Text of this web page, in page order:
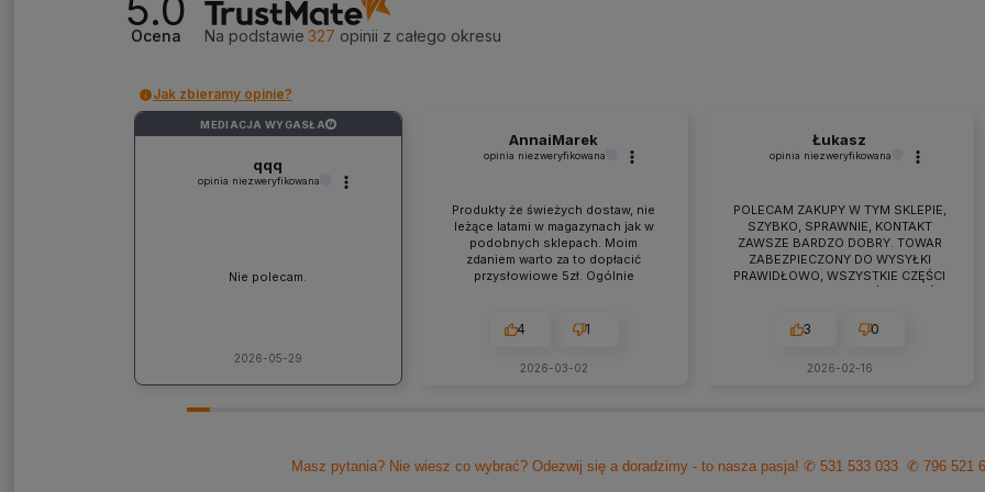
Ocena Na podstawie 327 opinii z całego okresu
Jak zbieramy opinie?
MEDIACJA WYGASŁA ?
qqq
opinia niezweryfikowana
Nie polecam.
2026-05-29
AnnaiMarek
opinia niezweryfikowana
Produkty że świeżych dostaw, nie
leżące latami w magazynach jak w
podobnych sklepach. Moim
zdaniem warto za to dopłacić
przysłowiowe 5zł. Ogólnie
jakieś problemy zawsze można
liczyć na szybką pomoc czy
Polecam z czystym sumieniem!
4 1
2026-03-02
Łukasz
opinia niezweryfikowana
POLECAM ZAKUPY W TYM SKLEPIE,
SZYBKO, SPRAWNIE, KONTAKT
ZAWSZE BARDZO DOBRY. TOWAR
ZABEZPIECZONY DO WYSYŁKI
PRAWIDŁOWO, WSZYSTKIE CZĘŚCI
BYŁY W ZESTAWIE. jEŻELI KTOŚ
WARTO TUTAJ
3 0
2026-02-16
Masz pytania? Nie wiesz co wybrać? Odezwij się a doradzimy - to nasza pasja!✆ 531 533 033 ✆ 796 521